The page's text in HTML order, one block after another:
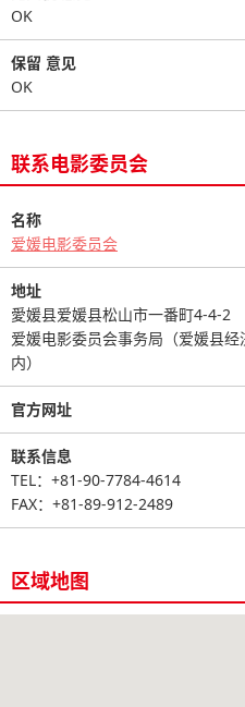
OK
保留 意见
OK
联系电影委员会
名称
爱媛电影委员会
地址
愛媛县爱媛县松山市一番町4-4-2
爱媛电影委员会事务局（爱媛县
内）
官方网址
联系信息
TEL：+81-90-7784-4614
FAX：+81-89-912-2489
区域地图